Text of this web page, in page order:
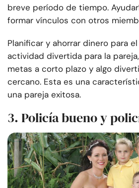
breve período de tiempo.
formar vínculos con otros
Planificar y ahorrar dinero para
actividad divertida para la
metas a corto plazo y algo
cercano. Esta es una
una pareja exitosa.
3. Policía bueno y